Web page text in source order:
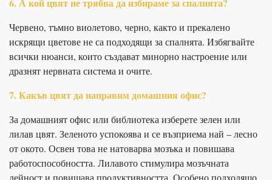
6. А кой цвят не трябва да избираме за спалнята?
Червено, тъмно виолетово, черно, както и прекалено
искрящи цветове не са подходящи за спалнята. Избягвайте
всички нюанси, които създават минорно настроение или
дразнят нервната система и очите.
7. Какъв цвят да направим домашния офис?
За домашният офис или библиотека изберете зелен или
лилав цвят. Зеленото успокоява и се възприема най – лесно
от окото. Освен това не натоварва мозъка и повишава
работоспособността. Лилавото стимулира мозъчната
дейност и повишава продуктивността. Особено подходящо